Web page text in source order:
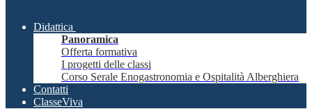
Didattica
Panoramica
Offerta formativa
I progetti delle classi
Corso Serale Enogastronomia e Ospitalità Alberghiera
Contatti
ClasseViva